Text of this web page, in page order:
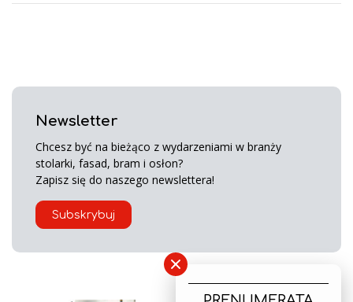
Newsletter
Chcesz być na bieżąco z wydarzeniami w branży
stolarki, fasad, bram i osłon?
Zapisz się do naszego newslettera!
Subskrybuj
×